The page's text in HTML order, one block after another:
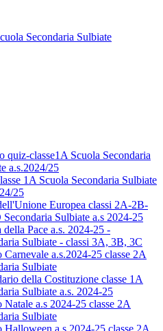
Secondaria Sulbiate
quiz-classe1A Scuola Secondaria
a.s.2024/25
1A Scuola Secondaria Sulbiate
25
Europea classi 2A-2B-
Secondaria Sulbiate a.s 2024-25
della Pace a.s. 2024-25 -
Sulbiate - classi 3A, 3B, 3C
Carnevale a.s.2024-25 classe 2A
Sulbiate
della Costituzione classe 1A
Sulbiate a.s. 2024-25
Natale a.s 2024-25 classe 2A
Sulbiate